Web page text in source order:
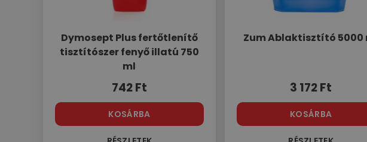
Dymosept Plus fertőtlenítő
tisztítószer fenyő illatú 750
ml
742Ft
KOSÁRBA
Zum Ablaktisztító 5000
3 172Ft
KOSÁRBA